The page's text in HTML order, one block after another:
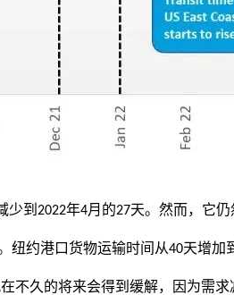
少到 2022年4月的27天。然而，它仍
纽约港口货物运输时间从40天增加
不久的将来会得到缓解，因为需